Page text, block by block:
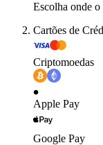
Escolha onde o
Cartões de
Criptomoedas
Apple Pay
Google Pay